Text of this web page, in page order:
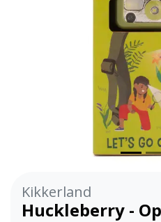
Kikkerland
Huckleberry -